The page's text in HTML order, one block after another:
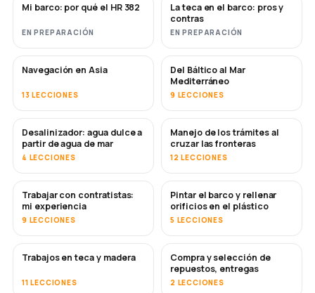
PRONTO
Mi barco: por qué el HR 382
EN PREPARACIÓN
PRONTO
La teca en el barco: pros y
contras
EN PREPARACIÓN
PRONTO
Navegación en Asia
13 LECCIONES
PRONTO
Del Báltico al Mar
Mediterráneo
9 LECCIONES
PRONTO
Desalinizador: agua dulce a
partir de agua de mar
4 LECCIONES
Manejo de los trámites al
cruzar las fronteras
12 LECCIONES
PRONTO
Trabajar con contratistas:
mi experiencia
9 LECCIONES
PRONTO
Pintar el barco y rellenar
orificios en el plástico
5 LECCIONES
Trabajos en teca y madera
11 LECCIONES
PRONTO
Compra y selección de
repuestos, entregas
2 LECCIONES